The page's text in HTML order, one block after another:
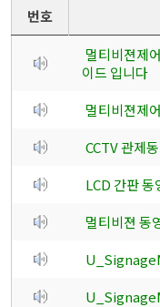
번호
멀티비젼제
이드 입니다
멀티비젼제
CCTV 관제
LCD 간판
멀티비젼 동